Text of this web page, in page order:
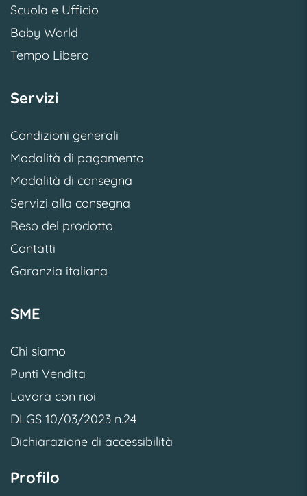
Scuola e Ufficio
Baby World
Tempo Libero
Servizi
Condizioni generali
Modalità di pagamento
Modalità di consegna
Servizi alla consegna
Reso del prodotto
Contatti
Garanzia italiana
SME
Chi siamo
Punti Vendita
Lavora con noi
DLGS 10/03/2023 n.24
Dichiarazione di accessibilità
Profilo